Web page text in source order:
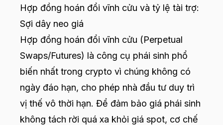
Hợp đồng hoán đổi vĩnh cửu và tỷ lệ tài trợ:
Sợi dây neo giá
Hợp đồng hoán đổi vĩnh cửu (Perpetual
Swaps/Futures) là công cụ phái sinh phổ
biến nhất trong crypto vì chúng không có
ngày đáo hạn, cho phép nhà đầu tư duy trì
vị thế vô thời hạn. Để đảm bảo giá phái sinh
không tách rời quá xa khỏi giá spot, cơ chế